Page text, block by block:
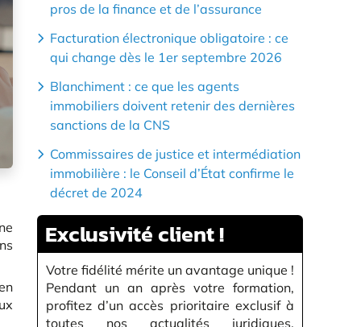
pros de la finance et de l’assurance
Facturation électronique obligatoire : ce
qui change dès le 1er septembre 2026
Blanchiment : ce que les agents
immobiliers doivent retenir des dernières
sanctions de la CNS
Commissaires de justice et intermédiation
immobilière : le Conseil d’État confirme le
décret de 2024
Exclusivitéclient !
Votre fidélité mérite un avantage unique !
Pendant un an après votre formation,
profitez d’un accès prioritaire exclusif à
toutes nos actualités juridiques,